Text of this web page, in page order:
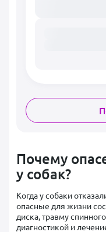
Почему
у собак?
Когда у собаки
опасные для жизни
диска, травму
диагностикой и